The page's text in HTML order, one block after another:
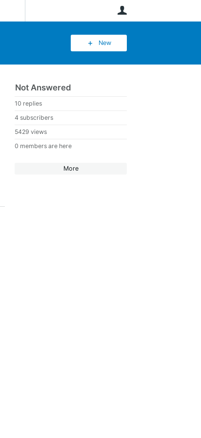
New
Not Answered
10 replies
4 subscribers
5429 views
0 members are here
More